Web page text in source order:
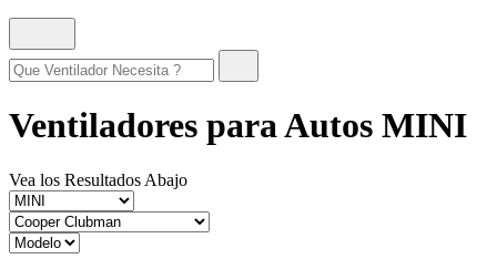
Ventiladores para Autos MINI
Vea los Resultados Abajo